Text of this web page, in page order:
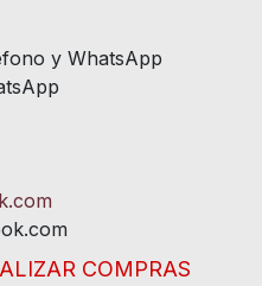
y WhatsApp
COMPRAS